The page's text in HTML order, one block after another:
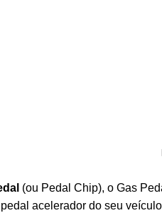
(ou Pedal Chip), o Gas
acelerador do seu